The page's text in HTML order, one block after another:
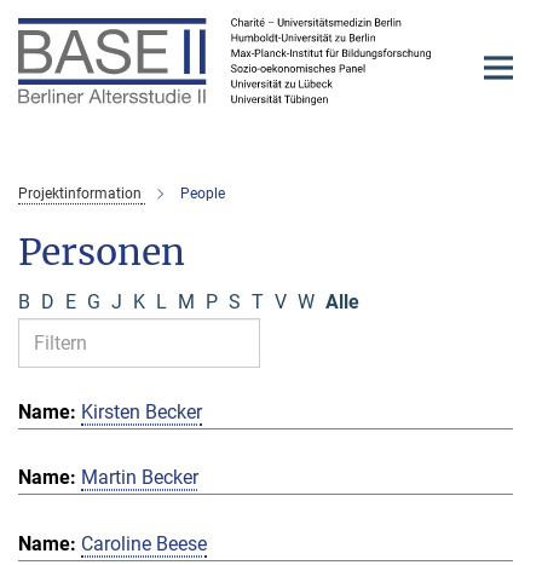
Hauptinhalt
Projektinformation People
Personen
B D E G J K L M P S T V W Alle
Kirsten Becker
Martin Becker
Caroline Beese